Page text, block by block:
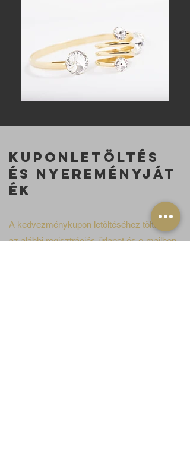
KUPONLETÖLTÉS
ÉS NYEREMÉNYJÁT
ÉK
A kedvezménykupon letöltéséhez töltsd ki
az alábbi regisztrációs űrlapot és e-mailben